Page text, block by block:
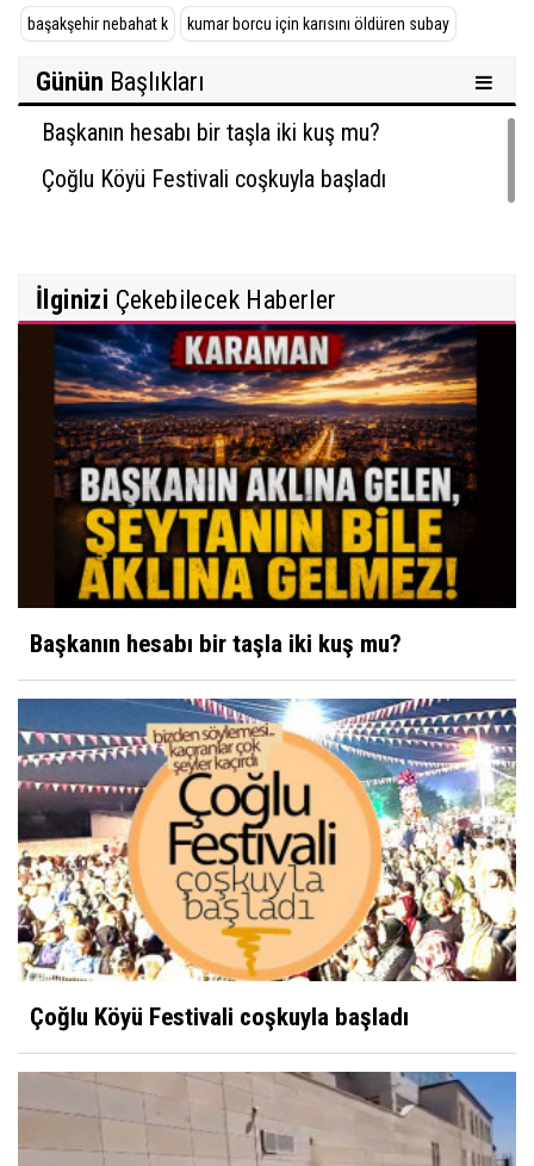
başakşehir nebahat k kumar borcu için karısını öldüren subay
Günün Başlıkları
Başkanın hesabı bir taşla iki kuş mu?
Çoğlu Köyü Festivali coşkuyla başladı
İlginizi Çekebilecek Haberler
Başkanın hesabı bir taşla iki kuş mu?
Çoğlu Köyü Festivali coşkuyla başladı